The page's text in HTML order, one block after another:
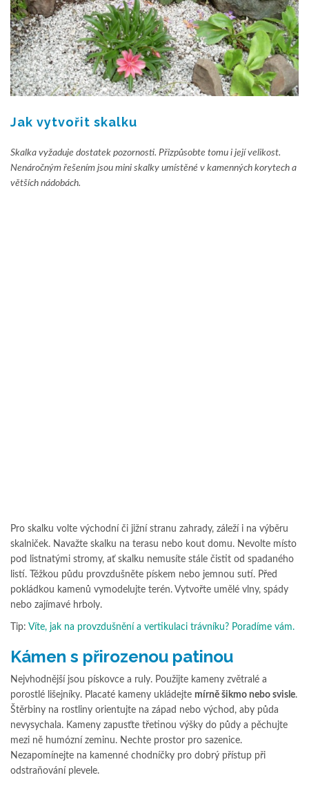
Jak vytvořit skalku
Skalka vyžaduje dostatek pozornosti. Přizpůsobte tomu i její velikost.
Nenáročným řešením jsou mini skalky umístěné v kamenných korytech a
větších nádobách.
Pro skalku volte východní či jižní stranu zahrady, záleží i na výběru
skalniček. Navažte skalku na terasu nebo kout domu. Nevolte místo
pod listnatými stromy, ať skalku nemusíte stále čistit od spadaného
listí. Těžkou půdu provzdušněte pískem nebo jemnou sutí. Před
pokládkou kamenů vymodelujte terén. Vytvořte umělé vlny, spády
nebo zajímavé hrboly.
Tip: Víte, jak na provzdušnění a vertikulaci trávníku? Poradíme vám.
Kámen s přirozenou patinou
Nejvhodnější jsou pískovce a ruly. Použijte kameny zvětralé a
porostlé lišejníky. Placaté kameny ukládejte mírně šikmo nebo svisle.
Štěrbiny na rostliny orientujte na západ nebo východ, aby půda
nevysychala. Kameny zapusťte třetinou výšky do půdy a pěchujte
mezi ně humózní zeminu. Nechte prostor pro sazenice.
Nezapomínejte na kamenné chodníčky pro dobrý přístup při
odstraňování plevele.